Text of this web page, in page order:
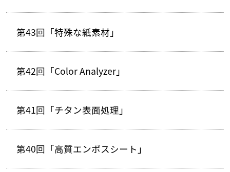
第43回「特殊な紙素材」
第42回「Color Analyzer」
第41回「チタン表面処理」
第40回「高質エンボスシート」